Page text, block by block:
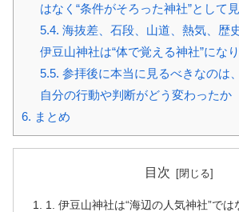
はなく“条件がそろった神社”として
5.4. 海抜差、石段、山道、熱気、歴
伊豆山神社は“体で覚える神社”にな
5.5. 参拝後に本当に見るべきなのは
自分の行動や判断がどう変わったか
6. まとめ
目次
1. 伊豆山神社は“海辺の人気神社”では